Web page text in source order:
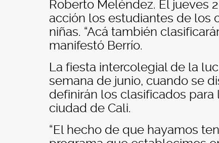
Roberto Meléndez. El jueves
acción los estudiantes de los
niñas. “Acá también
manifestó Berrío.
La fiesta intercolegial de la
semana de junio, cuando se
definirán los clasificados
ciudad de Cali.
“El hecho de que hayamos